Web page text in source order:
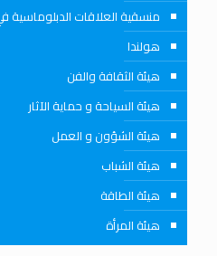
منسقية العلاقات الدبلوماسية
هولندا
هيئة الثقافة والفن
هيئة السياحة و حماية الآثار
هيئة الشؤون و العمل
هيئة الشباب
هيئة الطاقة
هيئة المرأة